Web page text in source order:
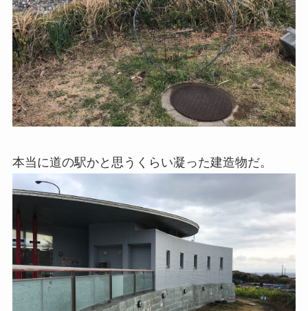
本当に道の駅かと思うくらい凝った建造物だ。